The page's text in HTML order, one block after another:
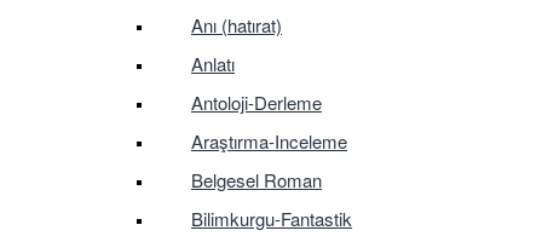
Anı (hatırat)
Anlatı
Antoloji-Derleme
Araştırma-Inceleme
Belgesel Roman
Bilimkurgu-Fantastik